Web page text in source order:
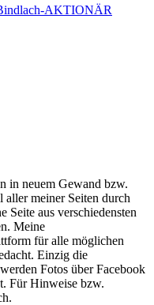
AKTIONÄR
in neuem Gewand bzw.
meiner Seiten durch
Seite aus verschiedensten
Meine
für alle möglichen
Einzig die
Fotos über Facebook
Für Hinweise bzw.